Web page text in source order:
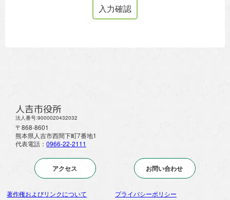
人吉市役所
法人番号:9000020432032
〒868-8601
熊本県人吉市西間下町7番地1
代表電話： 0966-22-2111
アクセス お問い合わせ
著作権およびリンクについて
プライバシーポリシー